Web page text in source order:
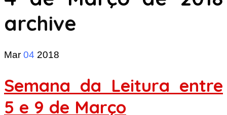
archive
Mar 04 2018
Semana da Leitura entre
5 e 9 de Março